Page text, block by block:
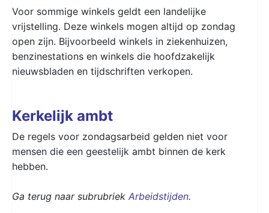
Voor sommige winkels geldt een landelijke
vrijstelling. Deze winkels mogen altijd op zondag
open zijn. Bijvoorbeeld winkels in ziekenhuizen,
benzinestations en winkels die hoofdzakelijk
nieuwsbladen en tijdschriften verkopen.
Kerkelijk ambt
De regels voor zondagsarbeid gelden niet voor
mensen die een geestelijk ambt binnen de kerk
hebben.
Ga terug naar subrubriek Arbeidstijden.